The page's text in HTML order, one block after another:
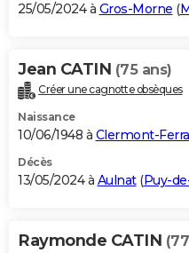
25/05/2024 à Gros-Morne (
Jean CATIN (75 ans)
Créer une cagnotte obsèques
Naissance
10/06/1948 à Clermont-
Décès
13/05/2024 à Aulnat(Puy-
Raymonde CATIN